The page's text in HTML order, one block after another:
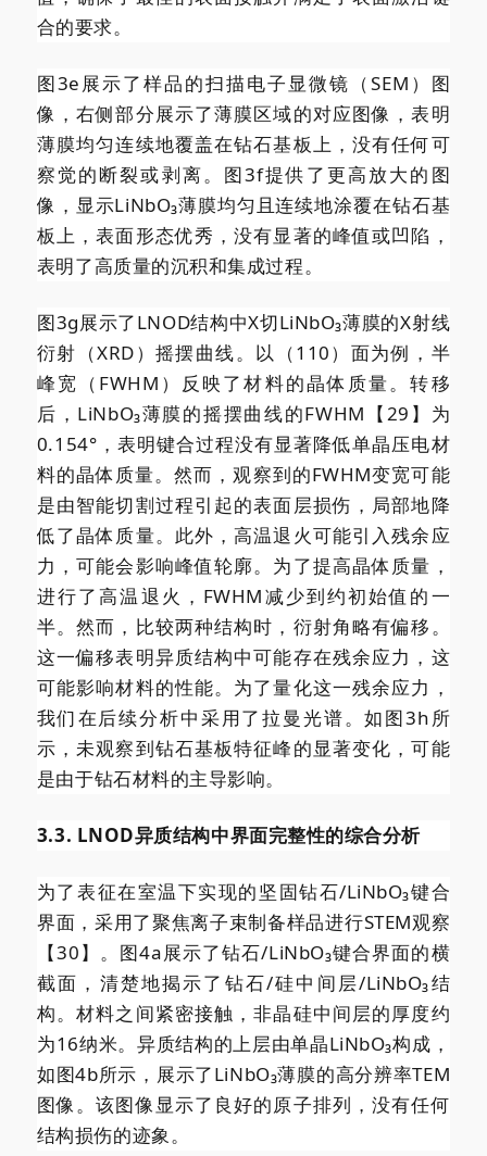
合的要求。
图3e展示了样品的扫描电子显微镜（SEM）图
像，右侧部分展示了薄膜区域的对应图像，表明
薄膜均匀连续地覆盖在钻石基板上，没有任何可
察觉的断裂或剥离。图3f提供了更高放大的图
像，显示LiNbO₃薄膜均匀且连续地涂覆在钻石基
板上，表面形态优秀，没有显著的峰值或凹陷，
表明了高质量的沉积和集成过程。
图3g展示了LNOD结构中X切LiNbO₃薄膜的X射线
衍射（XRD）摇摆曲线。以（110）面为例，半
峰宽（FWHM）反映了材料的晶体质量。转移
后，LiNbO₃薄膜的摇摆曲线的FWHM【29】为
0.154°，表明键合过程没有显著降低单晶压电材
料的晶体质量。然而，观察到的FWHM变宽可能
是由智能切割过程引起的表面层损伤，局部地降
低了晶体质量。此外，高温退火可能引入残余应
力，可能会影响峰值轮廓。为了提高晶体质量，
进行了高温退火，FWHM减少到约初始值的一
半。然而，比较两种结构时，衍射角略有偏移。
这一偏移表明异质结构中可能存在残余应力，这
可能影响材料的性能。为了量化这一残余应力，
我们在后续分析中采用了拉曼光谱。如图3h所
示，未观察到钻石基板特征峰的显著变化，可能
是由于钻石材料的主导影响。
3.3. LNOD异质结构中界面完整性的综合分析
为了表征在室温下实现的坚固钻石/LiNbO₃键合
界面，采用了聚焦离子束制备样品进行STEM观察
【30】。图4a展示了钻石/LiNbO₃键合界面的横
截面，清楚地揭示了钻石/硅中间层/LiNbO₃结
构。材料之间紧密接触，非晶硅中间层的厚度约
为16纳米。异质结构的上层由单晶LiNbO₃构成，
如图4b所示，展示了LiNbO₃薄膜的高分辨率TEM
图像。该图像显示了良好的原子排列，没有任何
结构损伤的迹象。